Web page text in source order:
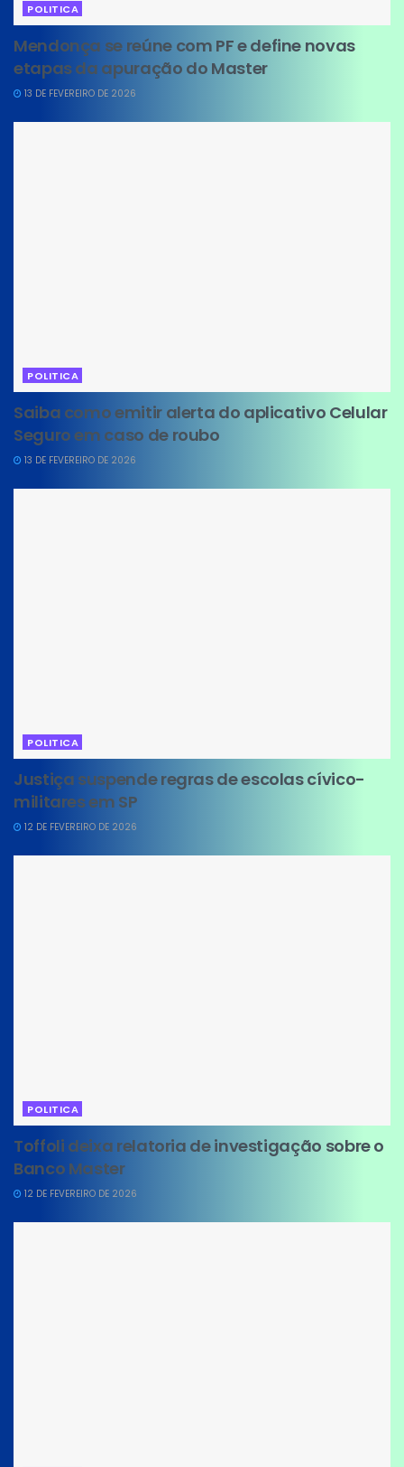
POLITICA
Mendonça se reúne com PF e define novas
etapas da apuração do Master
13 DE FEVEREIRO DE 2026
POLITICA
Saiba como emitir alerta do aplicativo Celular
Seguro em caso de roubo
13 DE FEVEREIRO DE 2026
POLITICA
Justiça suspende regras de escolas cívico-
militares em SP
12 DE FEVEREIRO DE 2026
POLITICA
Toffoli deixa relatoria de investigação sobre o
Banco Master
12 DE FEVEREIRO DE 2026